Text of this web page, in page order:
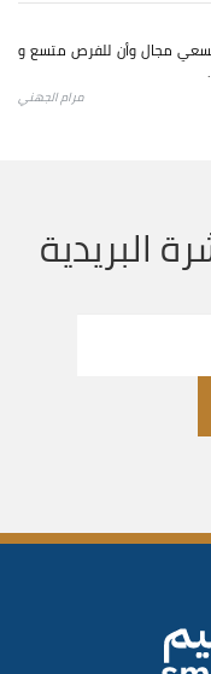
للسعي مجال وأن للفرص متسع و
مرام الجهني
البريدية